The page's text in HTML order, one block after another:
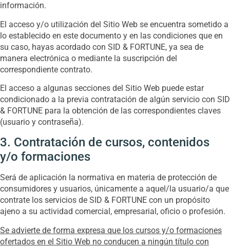
información.
El acceso y/o utilización del Sitio Web se encuentra sometido a
lo establecido en este documento y en las condiciones que en
su caso, hayas acordado con SID & FORTUNE, ya sea de
manera electrónica o mediante la suscripción del
correspondiente contrato.
El acceso a algunas secciones del Sitio Web puede estar
condicionado a la previa contratación de algún servicio con SID
& FORTUNE para la obtención de las correspondientes claves
(usuario y contraseña).
3. Contratación de cursos, contenidos
y/o formaciones
Será de aplicación la normativa en materia de protección de
consumidores y usuarios, únicamente a aquel/la usuario/a que
contrate los servicios de SID & FORTUNE con un propósito
ajeno a su actividad comercial, empresarial, oficio o profesión.
Se advierte de forma expresa que los cursos y/o formaciones
ofertados en el Sitio Web no conducen a ningún título con